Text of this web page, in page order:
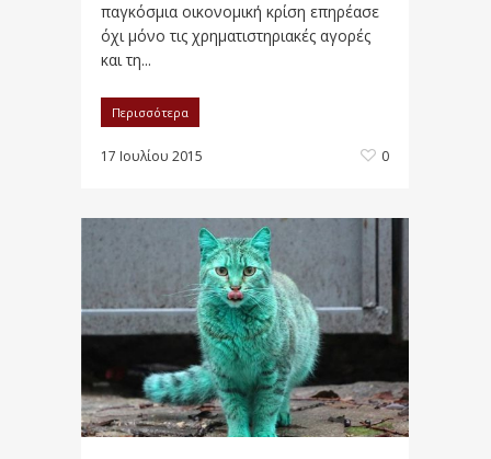
παγκόσμια οικονομική κρίση επηρέασε
όχι μόνο τις χρηματιστηριακές αγορές
και τη...
Περισσότερα
17 Ιουλίου 2015 0